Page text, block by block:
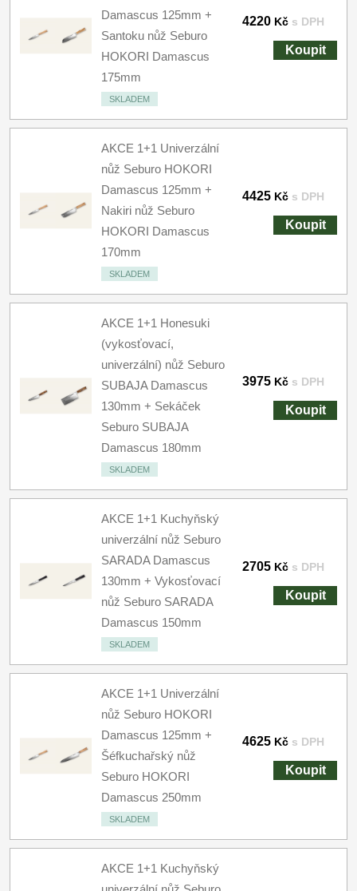
Damascus 125mm +
Santoku nůž Seburo
HOKORI Damascus
175mm
SKLADEM
4220 Kč s DPH
Koupit
AKCE 1+1 Univerzální
nůž Seburo HOKORI
Damascus 125mm +
Nakiri nůž Seburo
HOKORI Damascus
170mm
SKLADEM
4425 Kč s DPH
Koupit
AKCE 1+1 Honesuki
(vykosťovací,
univerzální) nůž Seburo
SUBAJA Damascus
130mm + Sekáček
Seburo SUBAJA
Damascus 180mm
SKLADEM
3975 Kč s DPH
Koupit
AKCE 1+1 Kuchyňský
univerzální nůž Seburo
SARADA Damascus
130mm + Vykosťovací
nůž Seburo SARADA
Damascus 150mm
SKLADEM
2705 Kč s DPH
Koupit
AKCE 1+1 Univerzální
nůž Seburo HOKORI
Damascus 125mm +
Šéfkuchařský nůž
Seburo HOKORI
Damascus 250mm
SKLADEM
4625 Kč s DPH
Koupit
AKCE 1+1 Kuchyňský